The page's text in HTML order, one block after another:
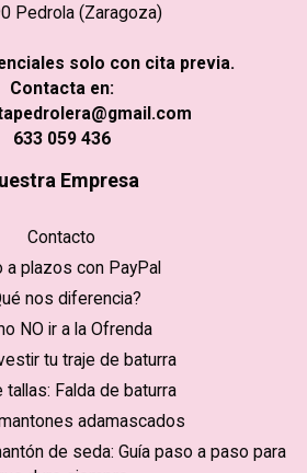
Pedrola (Zaragoza)
solo con cita previa.
Contacta en:
633 059 436
Empresa
Contacto
a plazos con PayPal
nos diferencia?
NO ir a la Ofrenda
tu traje de baturra
tallas: Falda de baturra
adamascados
de seda: Guía paso a paso para